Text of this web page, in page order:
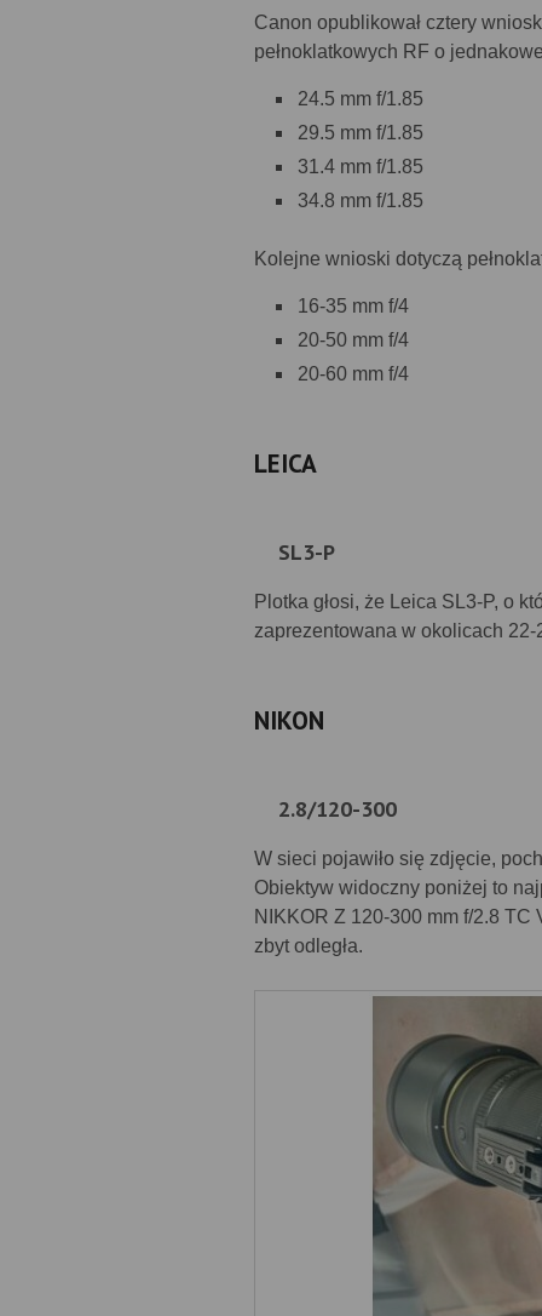
Canon opublikował cztery
pełnoklatkowych RF o
24.5 mm f/1.85
29.5 mm f/1.85
31.4 mm f/1.85
34.8 mm f/1.85
Kolejne wnioski dotyczą
16-35 mm f/4
20-50 mm f/4
20-60 mm f/4
LEICA
SL3-P
Plotka głosi, że Leica SL3-P, o
zaprezentowana w okolicach 22-
NIKON
2.8/120-300
W sieci pojawiło się zdjęcie,
Obiektyw widoczny poniżej to
NIKKOR Z 120-300 mm f/2.8
zbyt odległa.